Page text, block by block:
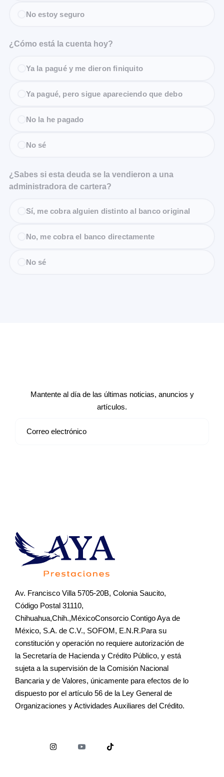
No estoy seguro
¿Cómo está la cuenta hoy?
Ya la pagué y me dieron finiquito
Ya pagué, pero sigue apareciendo que debo
No la he pagado
No sé
¿Sabes si esta deuda se la vendieron a una
administradora de cartera?
Sí, me cobra alguien distinto al banco original
No, me cobra el banco directamente
No sé
Mantente al día de las últimas noticias, anuncios y
artículos.
Av. Francisco Villa 5705-20B, Colonia Saucito,
Código Postal 31110,
Chihuahua,Chih.,MéxicoConsorcio Contigo Aya de
México, S.A. de C.V., SOFOM, E.N.R.Para su
constitución y operación no requiere autorización de
la Secretaría de Hacienda y Crédito Público, y está
sujeta a la supervisión de la Comisión Nacional
Bancaria y de Valores, únicamente para efectos de lo
dispuesto por el artículo 56 de la Ley General de
Organizaciones y Actividades Auxiliares del Crédito.